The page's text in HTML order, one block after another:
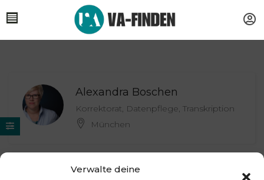
Verwalte deine
Alexandra Boschen
Korrektorat, Datenpflege, Transkription
München
Hannah Dietze | Sunshine VA